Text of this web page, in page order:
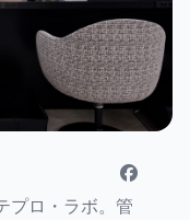
プロ・ラボ。管